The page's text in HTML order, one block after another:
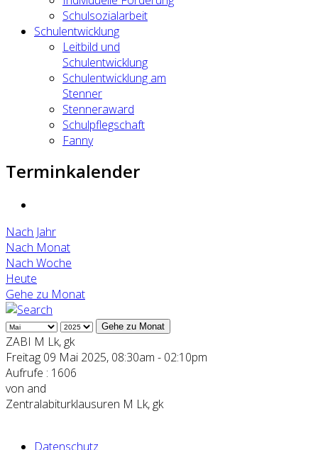
Schulsozialarbeit
Schulentwicklung
Leitbild und
Schulentwicklung
Schulentwicklung am
Stenner
Stenneraward
Schulpflegschaft
Fanny
Terminkalender
Nach Jahr
Nach Monat
Nach Woche
Heute
Gehe zu Monat
Gehe zu Monat
ZABI M Lk, gk
Freitag 09 Mai 2025, 08:30am - 02:10pm
Aufrufe : 1606
von and
Zentralabiturklausuren M Lk, gk
Datenschutz